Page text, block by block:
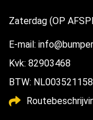
Zaterdag (OP
E-mail:
Kvk: 82903468
BTW: